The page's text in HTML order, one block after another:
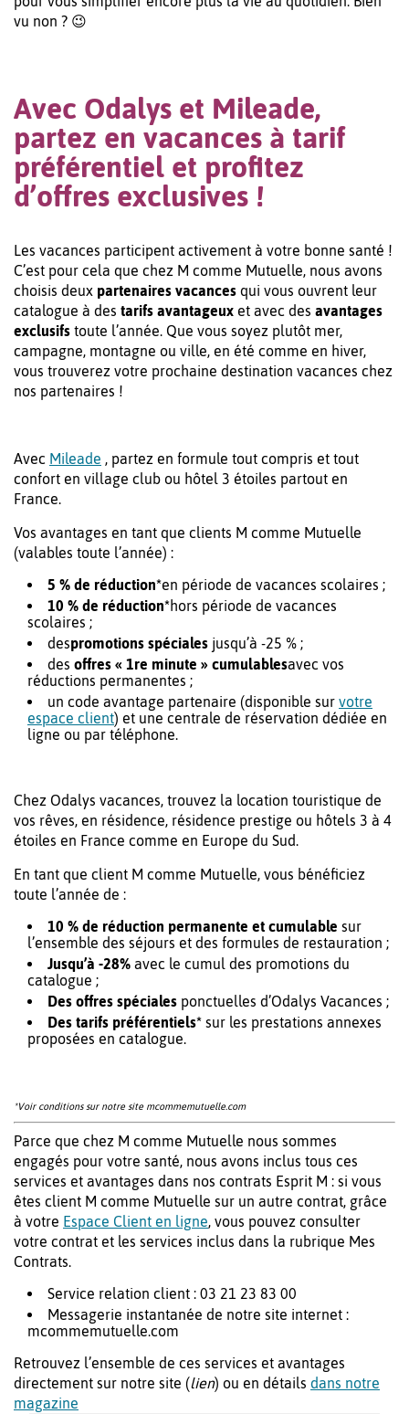
vu non ? 😉
Avec Odalys et Mileade,
partez en vacances à tarif
préférentiel et profitez
d’offres exclusives !
Les vacances participent activement à votre bonne santé !
C’est pour cela que chez M comme Mutuelle, nous avons
choisis deux partenaires vacances qui vous ouvrent leur
catalogue à des tarifs avantageux et avec des avantages
exclusifs toute l’année. Que vous soyez plutôt mer,
campagne, montagne ou ville, en été comme en hiver,
vous trouverez votre prochaine destination vacances chez
nos partenaires !
Avec Mileade , partez en formule tout compris et tout
confort en village club ou hôtel 3 étoiles partout en
France.
Vos avantages en tant que clients M comme Mutuelle
(valables toute l’année) :
5 % de réduction*en période de vacances scolaires ;
10 % de réduction*hors période de vacances
scolaires ;
despromotions spéciales jusqu’à -25 % ;
des offres « 1re minute » cumulablesavec vos
réductions permanentes ;
un code avantage partenaire (disponible sur votre
espace client) et une centrale de réservation dédiée en
ligne ou par téléphone.
Chez Odalys vacances, trouvez la location touristique de
vos rêves, en résidence, résidence prestige ou hôtels 3 à 4
étoiles en France comme en Europe du Sud.
En tant que client M comme Mutuelle, vous bénéficiez
toute l’année de :
10 % de réduction permanente et cumulable sur
l’ensemble des séjours et des formules de restauration ;
Jusqu’à -28% avec le cumul des promotions du
catalogue ;
Des offres spéciales ponctuelles d’Odalys Vacances ;
Des tarifs préférentiels* sur les prestations annexes
proposées en catalogue.
*Voir conditions sur notre site mcommemutuelle.com
Parce que chez M comme Mutuelle nous sommes
engagés pour votre santé, nous avons inclus tous ces
services et avantages dans nos contrats Esprit M : si vous
êtes client M comme Mutuelle sur un autre contrat, grâce
à votre Espace Client en ligne, vous pouvez consulter
votre contrat et les services inclus dans la rubrique Mes
Contrats.
Service relation client : 03 21 23 83 00
Messagerie instantanée de notre site internet :
mcommemutuelle.com
Retrouvez l’ensemble de ces services et avantages
directement sur notre site (lien) ou en détails dans notre
magazine